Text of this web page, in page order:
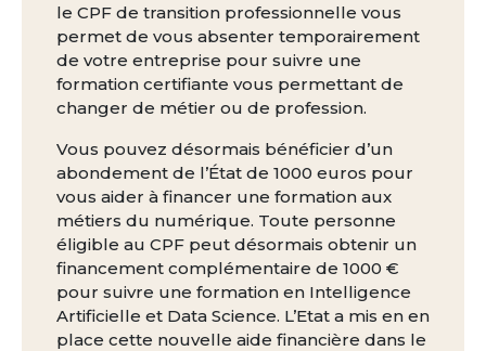
le CPF de transition professionnelle vous
permet de vous absenter temporairement
de votre entreprise pour suivre une
formation certifiante vous permettant de
changer de métier ou de profession.
Vous pouvez désormais bénéficier d’un
abondement de l’État de 1000 euros pour
vous aider à financer une formation aux
métiers du numérique. Toute personne
éligible au CPF peut désormais obtenir un
financement complémentaire de 1000 €
pour suivre une formation en Intelligence
Artificielle et Data Science. L’Etat a mis en en
place cette nouvelle aide financière dans le